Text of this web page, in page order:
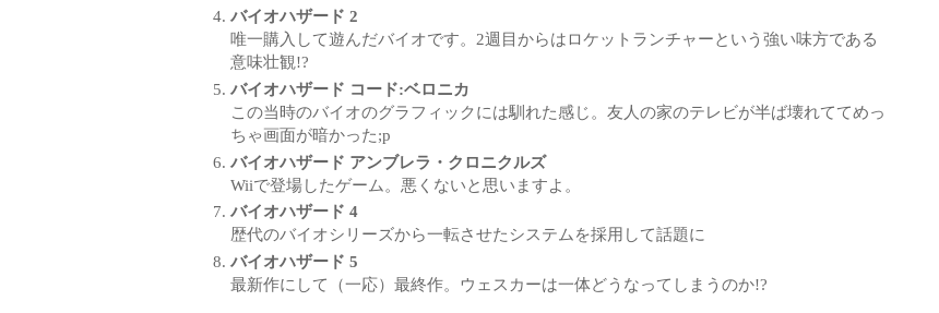
バイオハザード 2
唯一購入して遊んだバイオです。2週目からはロケットランチャーという強い味方である
意味壮観!?
バイオハザード コード:ベロニカ
この当時のバイオのグラフィックには馴れた感じ。友人の家のテレビが半ば壊れててめっ
ちゃ画面が暗かった;p
バイオハザード アンブレラ・クロニクルズ
Wiiで登場したゲーム。悪くないと思いますよ。
バイオハザード 4
歴代のバイオシリーズから一転させたシステムを採用して話題に
バイオハザード 5
最新作にして（一応）最終作。ウェスカーは一体どうなってしまうのか!?